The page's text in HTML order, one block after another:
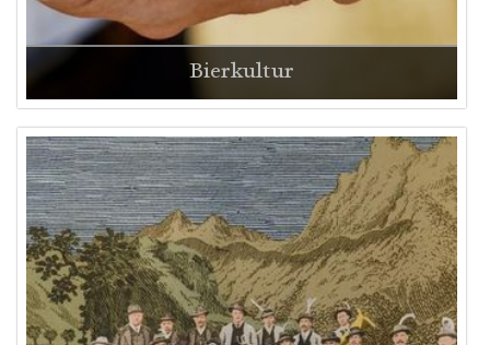
Bierkultur